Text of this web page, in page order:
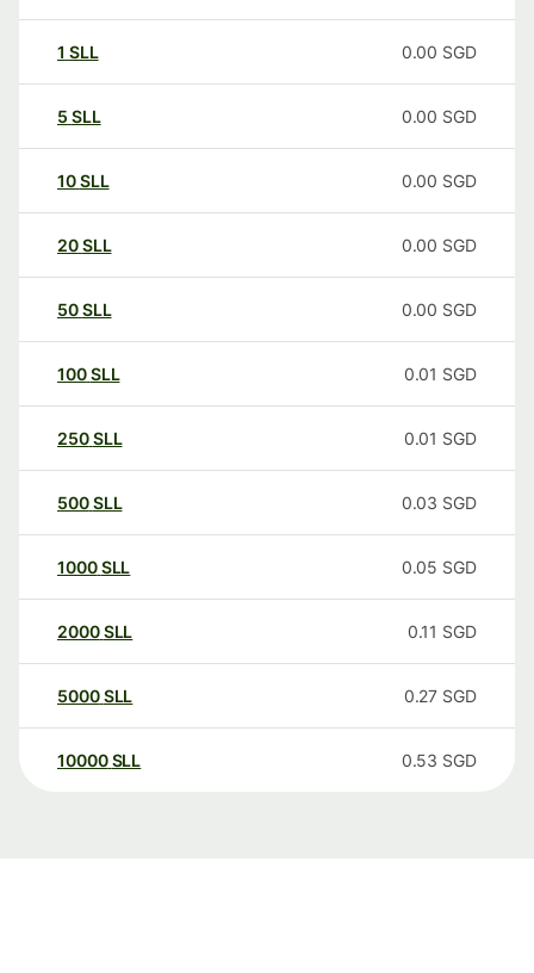
1 SLL 0.00 SGD
5 SLL 0.00 SGD
10SLL 0.00 SGD
20SLL 0.00 SGD
50SLL 0.00 SGD
100SLL 0.01 SGD
250SLL 0.01 SGD
500SLL 0.03 SGD
1000SLL 0.05 SGD
2000SLL 0.11 SGD
5000SLL 0.27 SGD
10000 SLL 0.53 SGD